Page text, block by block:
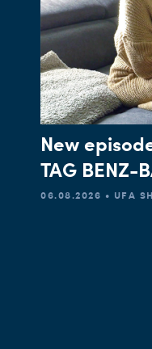
New
TAG BENZ-
06.08.2026 • UFA